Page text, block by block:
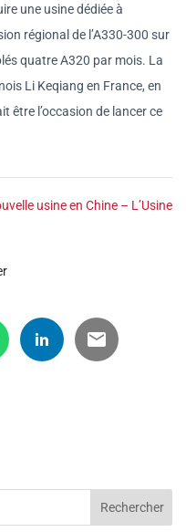
une usine dédiée à
régional de l’A330-300 sur
quatre A320 par mois. La
Li Keqiang en France, en
être l’occasion de lancer ce
usine en Chine – L’Usine